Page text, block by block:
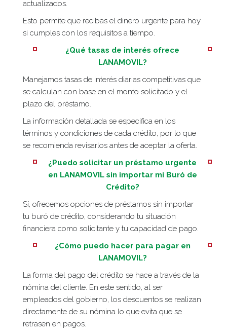
actualizados.
Esto permite que recibas el dinero urgente para hoy
si cumples con los requisitos a tiempo.
¿Qué tasas de interés ofrece
LANAMOVIL?
Manejamos tasas de interés diarias competitivas que
se calculan con base en el monto solicitado y el
plazo del préstamo.
La información detallada se especifica en los
términos y condiciones de cada crédito, por lo que
se recomienda revisarlos antes de aceptar la oferta.
¿Puedo solicitar un préstamo urgente
en LANAMOVIL sin importar mi Buró de
Crédito?
Sí, ofrecemos opciones de préstamos sin importar
tu buró de crédito, considerando tu situación
financiera como solicitante y tu capacidad de pago.
¿Cómo puedo hacer para pagar en
LANAMOVIL?
La forma del pago del crédito se hace a través de la
nómina del cliente. En este sentido, al ser
empleados del gobierno, los descuentos se realizan
directamente de su nómina lo que evita que se
retrasen en pagos.